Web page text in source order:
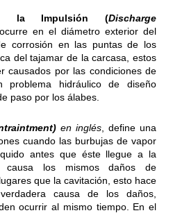
la Impulsión (Discharge
ocurre en el diámetro exterior del
corrosión en las puntas de los
del tajamar de la carcasa, estos
causados por las condiciones de
hidráulico de diseño
paso por los álabes.
en inglés , define una
cuando las burbujas de vapor
antes que éste llegue a la
causa los mismos daños de
que la cavitación, esto hace
causa de los daños,
ocurrir al mismo tiempo. En el